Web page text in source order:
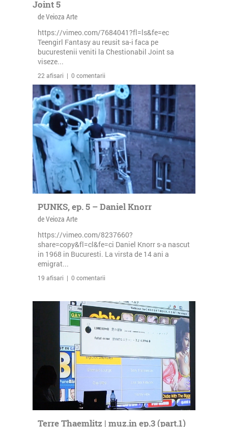
Joint 5
de Veioza Arte
https://vimeo.com/7684041?fl=ls&fe=ec
Teengirl Fantasy au reusit sa-i faca pe
bucurestenii veniti la Chestionabil Joint sa
viseze...
22 afisari | 0 comentarii
PUNKS, ep. 5 – Daniel Knorr
de Veioza Arte
https://vimeo.com/8237660?
share=copy&fl=cl&fe=ci Daniel Knorr s-a nascut
in 1968 in Bucuresti. La virsta de 14 ani a
emigrat...
19 afisari | 0 comentarii
Terre Thaemlitz | muz.in ep.3 (part.1)